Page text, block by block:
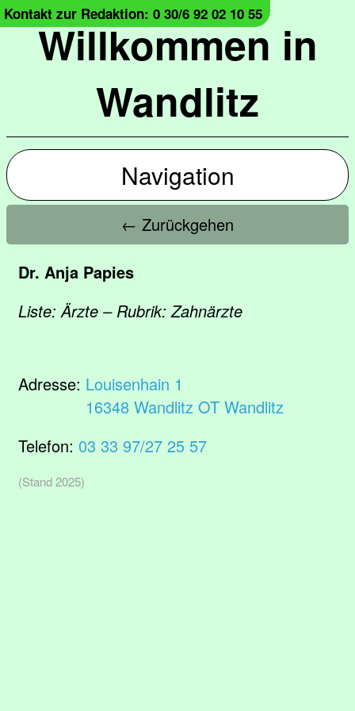
Willkommen in
Wandlitz
Kontakt zur Redaktion: 0 30/6 92 02 10 55
Navigation
← Zurückgehen
Dr. Anja Papies
Liste: Ärzte – Rubrik: Zahnärzte
Adresse: Louisenhain 1
16348 Wandlitz OT Wandlitz
Telefon: 03 33 97/27 25 57
(Stand 2025)